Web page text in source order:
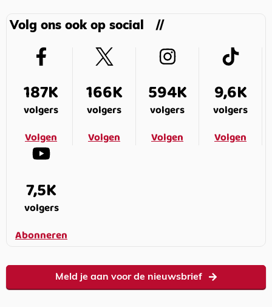
Volg ons ook op social
187K
volgers
Volgen
166K
volgers
Volgen
594K
volgers
Volgen
9,6K
volgers
Volgen
7,5K
volgers
Abonneren
Meld je aan voor de nieuwsbrief